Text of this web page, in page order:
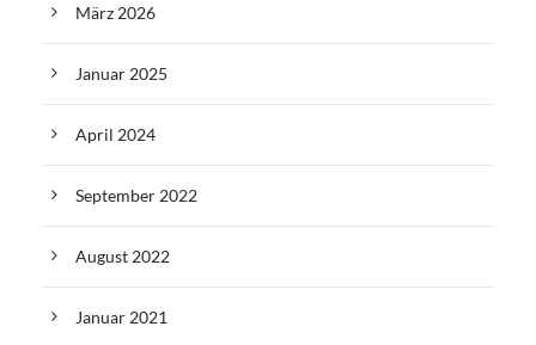
März 2026
Januar 2025
April 2024
September 2022
August 2022
Januar 2021